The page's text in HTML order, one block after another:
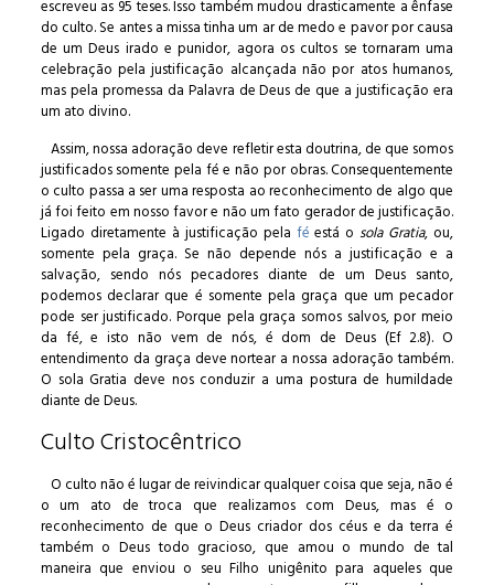
escreveu as 95 teses. Isso também mudou drasticamente a ênfase
do culto. Se antes a missa tinha um ar de medo e pavor por causa
de um Deus irado e punidor, agora os cultos se tornaram uma
celebração pela justificação alcançada não por atos humanos,
mas pela promessa da Palavra de Deus de que a justificação era
um ato divino.
Assim, nossa adoração deve refletir esta doutrina, de que somos
justificados somente pela fé e não por obras. Consequentemente
o culto passa a ser uma resposta ao reconhecimento de algo que
já foi feito em nosso favor e não um fato gerador de justificação.
Ligado diretamente à justificação pela fé está o sola Gratia, ou,
somente pela graça. Se não depende nós a justificação e a
salvação, sendo nós pecadores diante de um Deus santo,
podemos declarar que é somente pela graça que um pecador
pode ser justificado. Porque pela graça somos salvos, por meio
da fé, e isto não vem de nós, é dom de Deus (Ef 2.8). O
entendimento da graça deve nortear a nossa adoração também.
O sola Gratia deve nos conduzir a uma postura de humildade
diante de Deus.
Culto Cristocêntrico
O culto não é lugar de reivindicar qualquer coisa que seja, não é
o um ato de troca que realizamos com Deus, mas é o
reconhecimento de que o Deus criador dos céus e da terra é
também o Deus todo gracioso, que amou o mundo de tal
maneira que enviou o seu Filho unigênito para aqueles que